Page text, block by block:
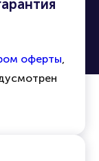
оферты,